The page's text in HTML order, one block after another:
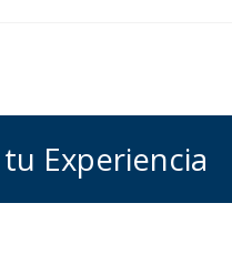
Experiencia